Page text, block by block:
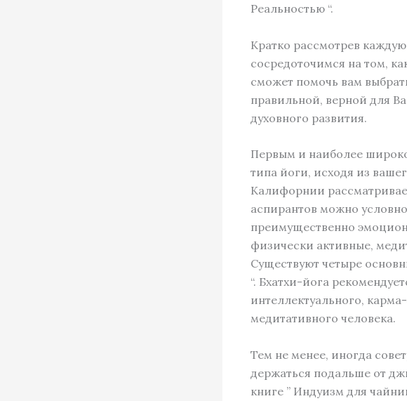
Реальностью “.
Кратко рассмотрев
сосредоточимся на том,
сможет помочь вам
правильной, верной для
духовного развития.
Первым и наиболее
типа йоги, исходя из
Калифорнии
аспирантов можно
преимущественно
физически активные,
Существуют четыре
“. Бхатхи-йога
интеллектуального,
медитативного человека.
Тем не менее, иногда
держаться подальше от
книге ” Индуизм для